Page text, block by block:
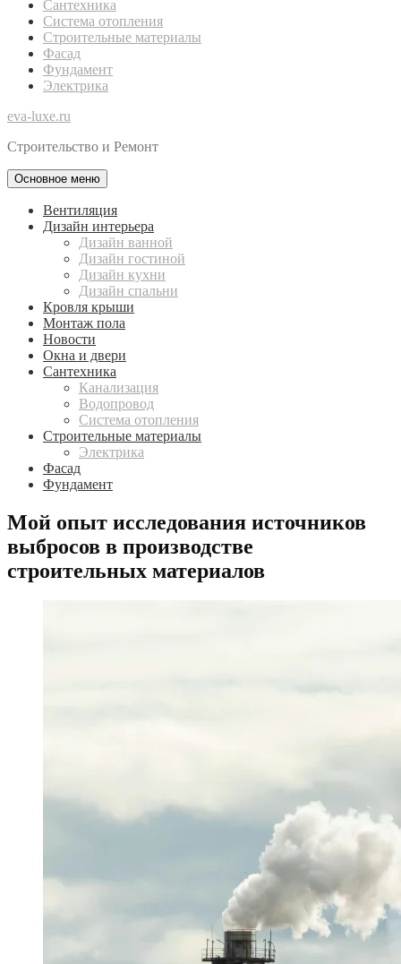
Сантехника
Система отопления
Строительные материалы
Фасад
Фундамент
Электрика
eva-luxe.ru
Строительство и Ремонт
Основное меню
Вентиляция
Дизайн интерьера
Дизайн ванной
Дизайн гостиной
Дизайн кухни
Дизайн спальни
Кровля крыши
Монтаж пола
Новости
Окна и двери
Сантехника
Канализация
Водопровод
Система отопления
Строительные материалы
Электрика
Фасад
Фундамент
Мой опыт исследования источников
выбросов в производстве
строительных материалов